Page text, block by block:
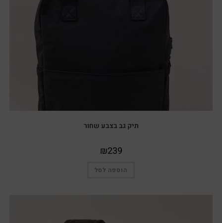
תיק גב בצבע שחור
₪239
הוספה לסל